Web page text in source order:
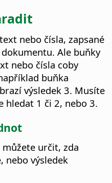
nebo čísla, zapsané
Ale buňky
nebo čísla coby
buňka
výsledek 3. Musíte
hledat 1 či 2, nebo 3.
určit, zda
nebo výsledek